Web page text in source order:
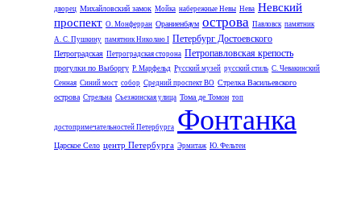
дворец Михайловский замок Мойка набережные Невы Нева Невский
проспект О. Монферран Ораниенбаум острова Павловск памятник
А. С. Пушкину памятник Николаю I Петербург Достоевского
Петроградская Петроградская сторона Петропавловская крепость
прогулки по Выборгу Р. Марфельд Русский музей русский стиль С. Чевакинский
Сенная Синий мост собор Средний проспект ВО Стрелка Васильевского
острова Стрельна Съезжинская улица Тома де Томон топ
достопримечательностей Петербурга Фонтанка
Царское Село центр Петербурга Эрмитаж Ю. Фельтен